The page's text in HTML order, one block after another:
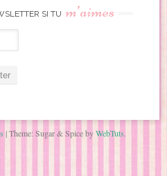
SI TU m’aimes
|Theme: Sugar & Spice byWebTuts.